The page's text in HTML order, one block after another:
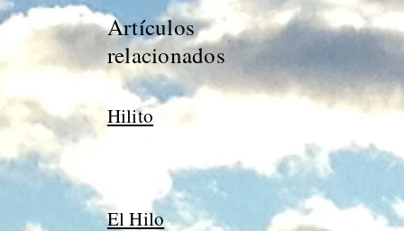
Artículos
relacionados
Hilito
El Hilo